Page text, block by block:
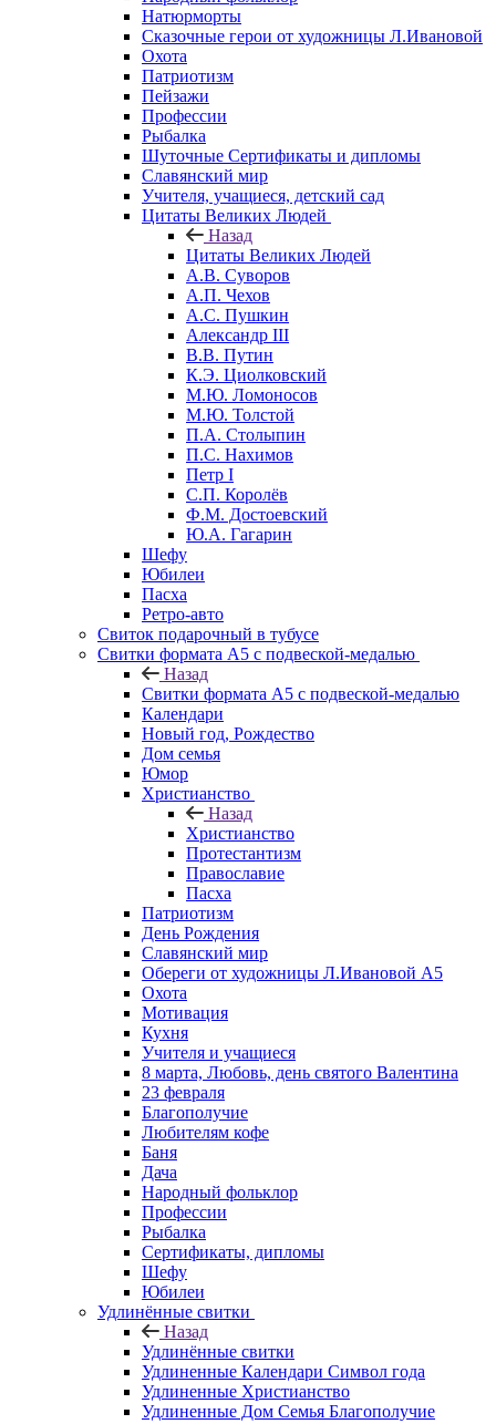
Натюрморты
Сказочные герои от художницы Л.Ивановой
Охота
Патриотизм
Пейзажи
Профессии
Рыбалка
Шуточные Сертификаты и дипломы
Славянский мир
Учителя, учащиеся, детский сад
Цитаты Великих Людей
Назад
Цитаты Великих Людей
А.В. Суворов
А.П. Чехов
А.С. Пушкин
Александр III
В.В. Путин
К.Э. Циолковский
М.Ю. Ломоносов
М.Ю. Толстой
П.А. Столыпин
П.С. Нахимов
Петр I
С.П. Королёв
Ф.М. Достоевский
Ю.А. Гагарин
Шефу
Юбилеи
Пасха
Ретро-авто
Свиток подарочный в тубусе
Свитки формата А5 с подвеской-медалью
Назад
Свитки формата А5 с подвеской-медалью
Календари
Новый год, Рождество
Дом семья
Юмор
Христианство
Назад
Христианство
Протестантизм
Православие
Пасха
Патриотизм
День Рождения
Славянский мир
Обереги от художницы Л.Ивановой А5
Охота
Мотивация
Кухня
Учителя и учащиеся
8 марта, Любовь, день святого Валентина
23 февраля
Благополучие
Любителям кофе
Баня
Дача
Народный фольклор
Профессии
Рыбалка
Сертификаты, дипломы
Шефу
Юбилеи
Удлинённые свитки
Назад
Удлинённые свитки
Удлиненные Календари Символ года
Удлиненные Христианство
Удлиненные Дом Семья Благополучие